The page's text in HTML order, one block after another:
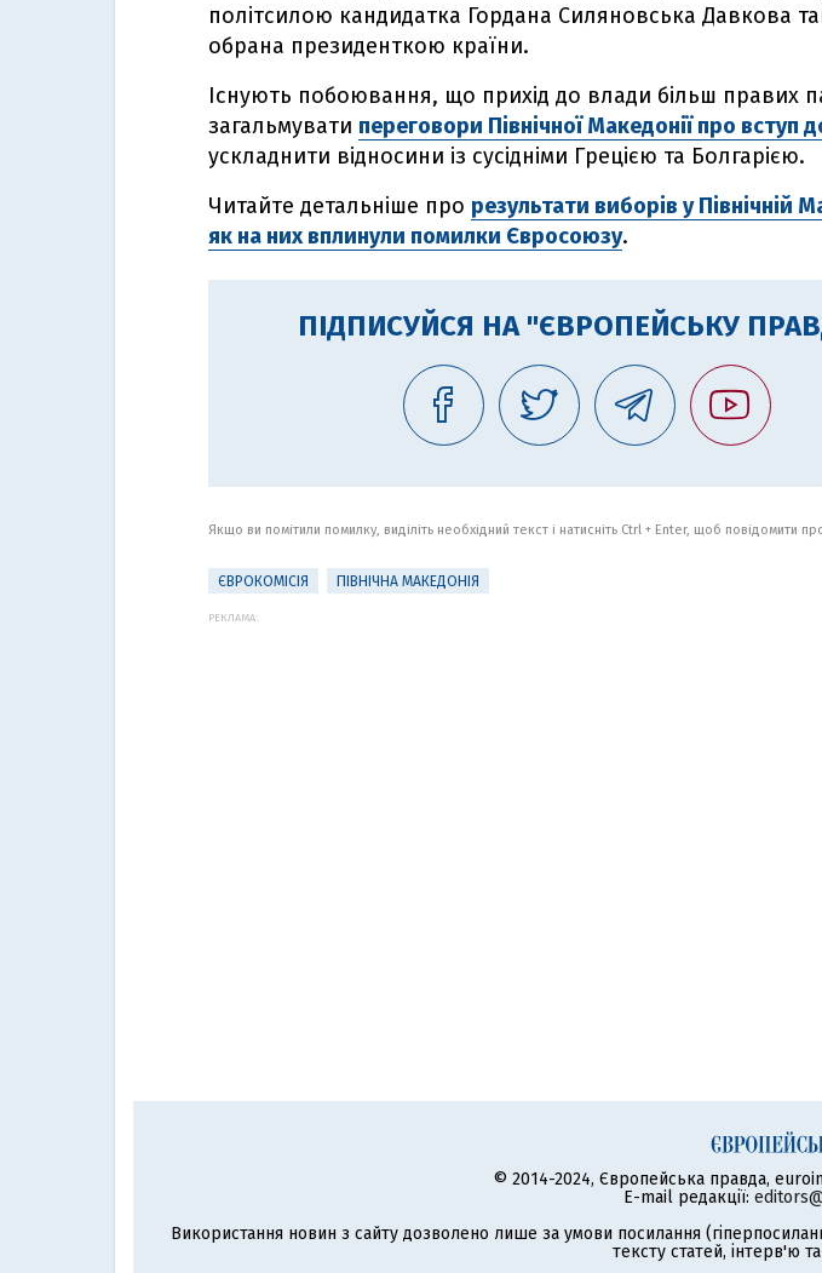
політсилою кандидатка Гордана Силяновська Давкова
обрана президенткою країни.
Існують побоювання, що прихід до влади більш правих
загальмувати переговори Північної Македонії про вступ
ускладнити відносини із сусідніми Грецією та Болгарією.
Читайте детальніше про результати виборів у Північній
як на них вплинули помилки Євросоюзу.
ПІДПИСУЙСЯ НА "ЄВРОПЕЙСЬКУ
Якщо ви помітили помилку, виділіть необхідний текст і натисніть Ctrl + Enter, щоб повідомити
ЄВРОКОМІСІЯ ПІВНІЧНА МАКЕДОНІЯ
РЕКЛАМА:
© 2014-2024, Європейська правда,
E-mail редакції:
Використання новин з сайту дозволено лише за умови посилання
тексту статей, інтерв'ю